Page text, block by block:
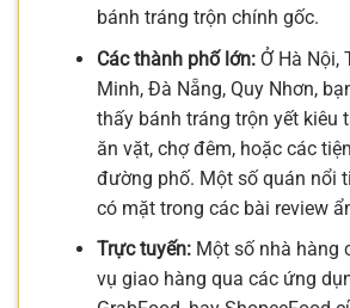
bánh tráng trộn chính gốc.
Các thành phố lớn:Ở Hà Nội,
Minh, Đà Nẵng, Quy Nhơn,
thấy bánh tráng trộn yết kiêu
ăn vặt, chợ đêm, hoặc các
đường phố. Một số quán nổi
có mặt trong các bài review
Trực tuyến:Một số nhà hàng
vụ giao hàng qua các ứng